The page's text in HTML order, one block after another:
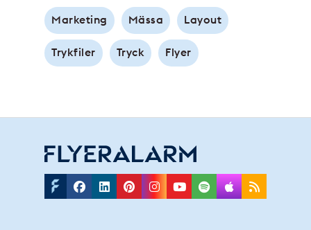
Marketing Mässa Layout
Trykfiler Tryck Flyer
Facebook
Linkedin
Pinterest
Instagram
Youtube
SpotifyRss